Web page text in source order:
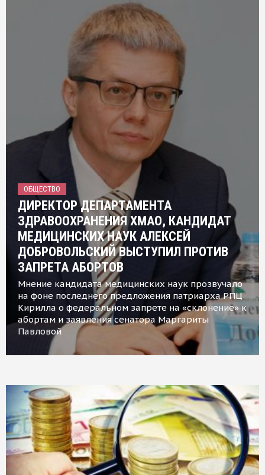
ОБЩЕСТВО
ДИРЕКТОР ДЕПАРТАМЕНТА
ЗДРАВООХРАНЕНИЯ ХМАО, КАНДИДАТ
МЕДИЦИНСКИХ НАУК АЛЕКСЕЙ
ДОБРОВОЛЬСКИЙ ВЫСТУПИЛ ПРОТИВ
ЗАПРЕТА АБОРТОВ
Мнение кандидата медицинских наук прозвучало
на фоне последнего предложения патриарха РПЦ
Кирилла о федеральном запрете на «склонение» к
абортам и заявления сенатора Маргариты
Павловой